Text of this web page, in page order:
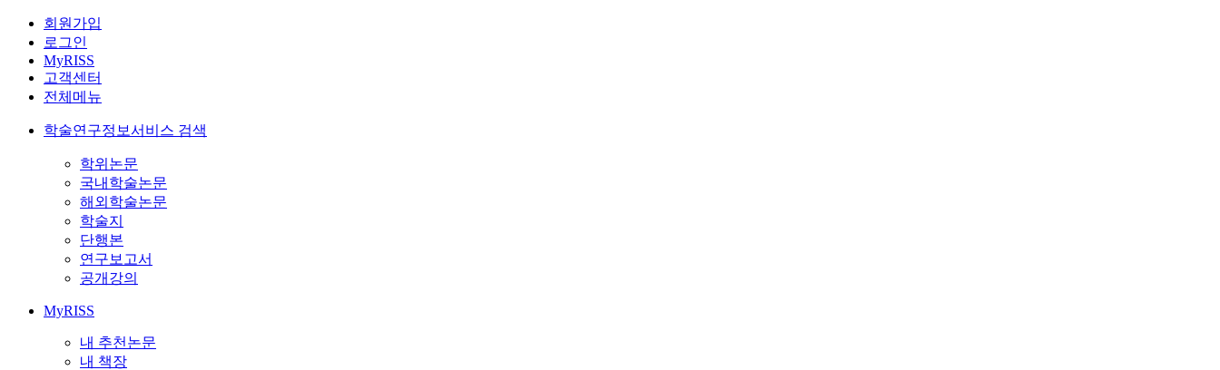
회원가입
로그인
MyRISS
고객센터
전체메뉴
학술연구정보서비스 검색
학위논문
국내학술논문
해외학술논문
학술지
단행본
연구보고서
공개강의
MyRISS
내 추천논문
내 책장